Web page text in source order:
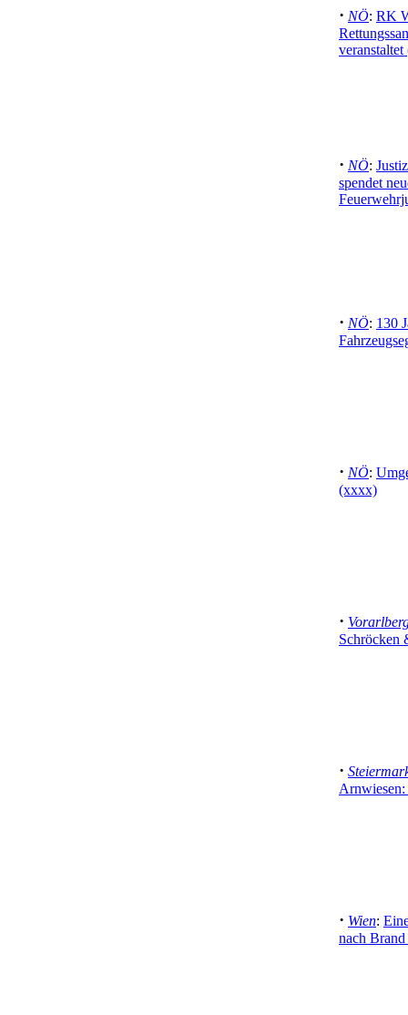
· NÖ: RK
veranstaltet
· NÖ:
spendet
· NÖ: 130
· NÖ:
(xxxx)
·
Schröcken
·
· Wien:
nach